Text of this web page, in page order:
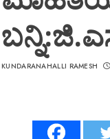
KUNDARANAHALLI RAMESH